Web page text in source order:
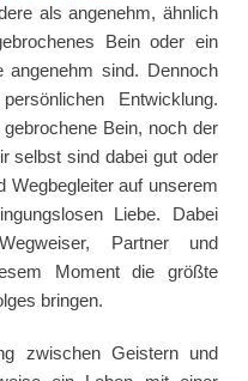
als angenehm, ähnlich
Bein oder ein
angenehm sind. Dennoch
Entwicklung.
Bein, noch der
selbst sind dabei gut oder
Wegbegleiter auf unserem
Liebe. Dabei
Partner und
Moment die größte
bringen.
zwischen Geistern und